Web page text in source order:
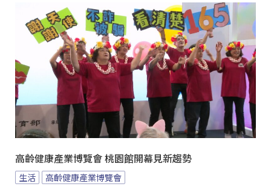
高齡健康產業博覽會 桃園館開幕見新趨勢
生活 高齡健康產業博覽會